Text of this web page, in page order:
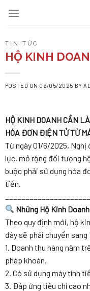
TIN TỨC
HỘ KINH
POSTED ON 06/05/2025 BY
HỘ KINH DOANH CẦN
HÓA ĐƠN ĐIỆN TỬ TỪ
Từ ngày 01/6/2025,
lực, mở rộng đối tượng
buộc phải sử dụng hóa
tiền.
Những Hộ Kinh
Theo quy định mới, hộ
đây sẽ phải chuyển
1. Doanh thu hàng năm
pháp khoán.
2. Có sử dụng máy tính
3. Đáp ứng tiêu chí cao